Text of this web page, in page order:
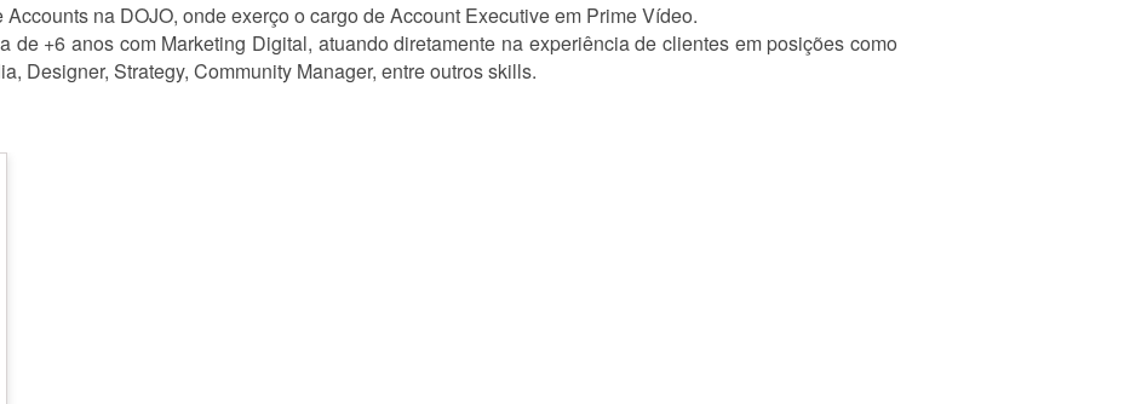
na DOJO, onde exerço o cargo de Account Executive em Prime Vídeo.
de +6 anos com Marketing Digital, atuando diretamente na experiência de clientes em posições como
Designer, Strategy, Community Manager, entre outros skills.